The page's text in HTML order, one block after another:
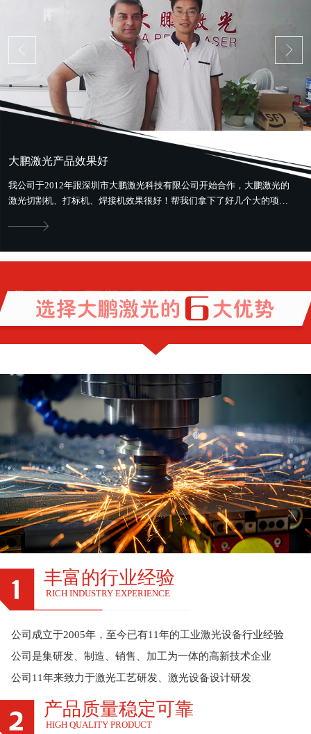
大鹏激光产品效果好
我公司于2012年跟深圳市大鹏激光科技有限公司开始合作，大鹏激光的
激光切割机、打标机、焊接机效果很好！帮我们拿下了好几个大的项
丰富的行业经验
RICH INDUSTRY EXPERIENCE
公司成立于2005年，至今已有11年的工业激光设备行业经验
公司是集研发、制造、销售、加工为一体的高新技术企业
公司11年来致力于激光工艺研发、激光设备设计研发
产品质量稳定可靠
HIGH QUALITY PRODUCT